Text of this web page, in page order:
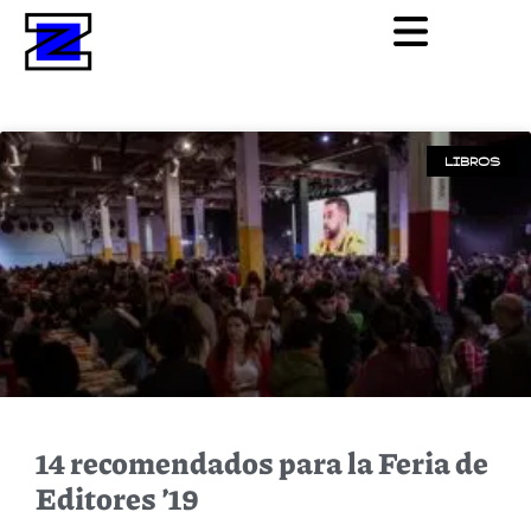
LIBROS
14 recomendados para la Feria de
Editores ’19